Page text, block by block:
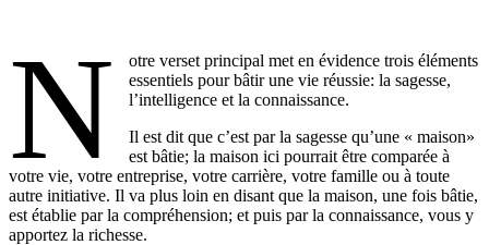
N
otre verset principal met en évidence trois éléments
essentiels pour bâtir une vie réussie: la sagesse,
l’intelligence et la connaissance.
Il est dit que c’est par la sagesse qu’une « maison»
est bâtie; la maison ici pourrait être comparée à
votre vie, votre entreprise, votre carrière, votre famille ou à toute
autre initiative. Il va plus loin en disant que la maison, une fois bâtie,
est établie par la compréhension; et puis par la connaissance, vous y
apportez la richesse.